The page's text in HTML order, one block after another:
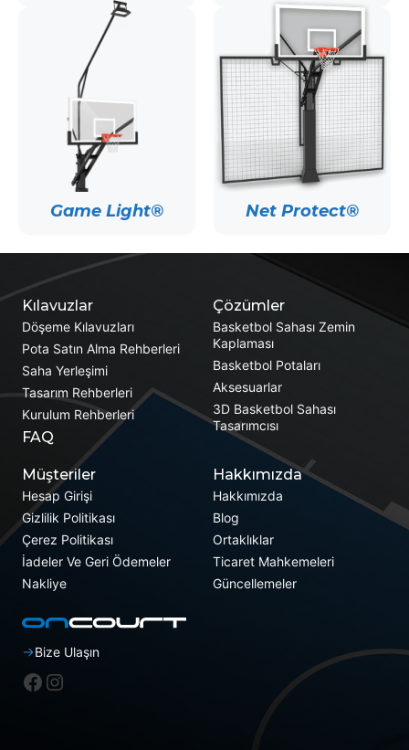
Game Light® Net Protect®
Çözümler
Basketbol Sahası Zemin
Kaplaması
Basketbol Potaları
Aksesuarlar
3D Basketbol Sahası
Tasarımcısı
Kılavuzlar
Döşeme Kılavuzları
Pota Satın Alma Rehberleri
Saha Yerleşimi
Tasarım Rehberleri
Kurulum Rehberleri
FAQ
Müşteriler
Hesap Girişi
Gizlilik Politikası
Çerez Politikası
İadeler Ve Geri Ödemeler
Nakliye
Hakkımızda
Hakkımızda
Blog
Ortaklıklar
Ticaret Mahkemeleri
Güncellemeler
Bize Ulaşın
Facebook
Instagram